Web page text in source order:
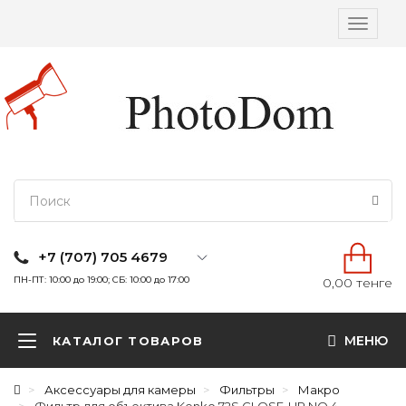
Вкл/
+7 (707) 705 4679
ПН-ПТ: 10:00 до 19:00; СБ: 10:00 до 17:00 0,00 тенге
КАТАЛОГ ТОВАРОВ МЕНЮ
Аксессуары для камеры Фильтры
Макро